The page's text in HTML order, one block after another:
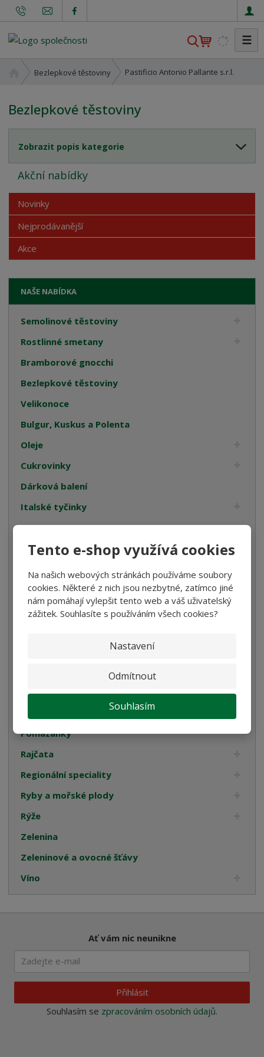
Tento e-shop využívá cookies
Na našich webových stránkách používáme soubory
cookies. Některé z nich jsou nezbytné, zatímco jiné
nám pomáhají vylepšit tento web a váš uživatelský
zážitek. Souhlasíte s používáním všech cookies?
Nastavení
Odmítnout
Souhlasím
V
h
a
☰
v
d
s
t
r
n
a
Bezlepkové těstoviny Pastificio Antonio Pallante s.r.l.
Bezlepkové těstoviny
Zobrazit popis kategorie
NAŠE NABÍDKA
Semolinové těstoviny
Rostlinné smetany
Bramborové gnocchi
Bezlepkové těstoviny
Velikonoce
Bulgur, Kuskus a Polenta
Oleje
Cukrovinky
Dárková balení
Italské tyčinky
Kompoty
Káva
Luštěniny
Mořská sůl
Omáčky na těstoviny
Pomazánky
Rajčata
Regionální speciality
Ryby a mořské plody
Rýže
Zelenina
Zeleninové a ovocné šťávy
Víno
Akční nabídky
Novinky
Nejprodávanější
Akce
Ať vám nic neunikne
Přihlásit
Souhlasím se zpracováním osobních údajů.